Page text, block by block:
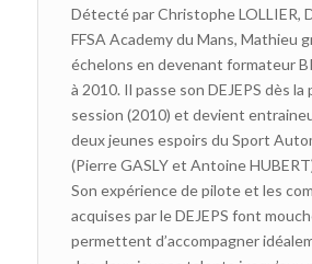
Détecté par Christophe LOLLIER,
FFSA Academy du Mans, Mathieu
échelons en devenant formateur
à 2010. Il passe son DEJEPS dès la
session (2010) et devient
deux jeunes espoirs du Sport
(Pierre GASLY et Antoine
Son expérience de pilote et les
acquises par le DEJEPS font
permettent d’accompagner